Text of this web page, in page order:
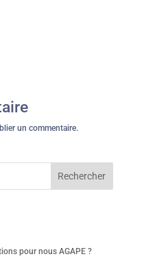
un commentaire.
pour nous AGAPE ?